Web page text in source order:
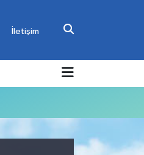
İletişim